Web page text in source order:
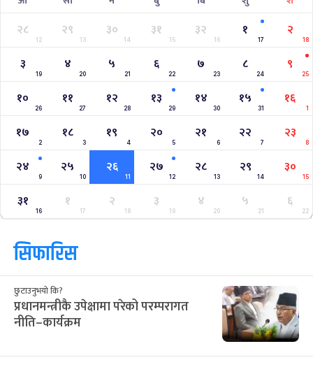
२८
12
२९
13
३०
14
३१
15
३२
16
१
17
२
18
३
19
४
20
५
21
६
22
७
23
८
24
९
25
१०
26
११
27
१२
28
१३
29
१४
30
१५
31
१६
1
१७
2
१८
3
१९
4
२०
5
२१
6
२२
7
२३
8
२४
9
२५
10
२६
11
२७
12
२८
13
२९
14
३०
15
३१
16
१
17
२
18
३
19
४
20
५
21
६
22
सिफारिस
छुटाउनुभयो कि?
प्रधानमन्त्रीकै उपेक्षामा परेको परम्परागत
नीति–कार्यक्रम